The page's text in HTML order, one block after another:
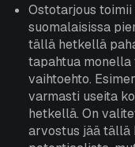
Ostotarjous
suomalaisissa
tällä hetkellä
tapahtua
vaihtoehto.
varmasti useita
hetkellä. On
arvostus jää tällä